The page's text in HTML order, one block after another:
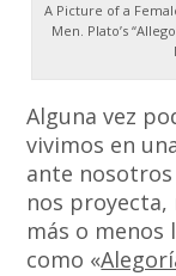
A Picture of a
Men. Plato’s
Alguna vez
vivimos en
ante
nos
más o menos
como «